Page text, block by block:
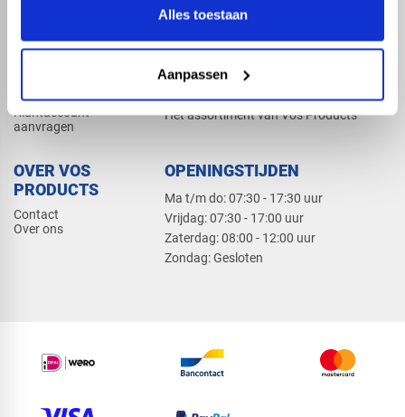
Alles toestaan
Aanpassen
Dak en gevel
Klantaccount
aanvragen
PRODUCTCATALOGUS 2026
Het assortiment van Vos Products
OVER VOS
PRODUCTS
Contact
Over ons
OPENINGSTIJDEN
Ma t/m do: 07:30 - 17:30 uur
​Vrijdag: 07:30 - 17:00 uur
​Zaterdag: 08:00 - 12:00 uur
​Zondag: Gesloten